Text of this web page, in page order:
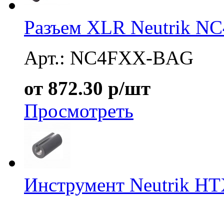
Разъем XLR Neutrik
Арт.: NC4FXX-BAG
от 872.30 р/шт
Просмотреть
Инструмент Neutrik